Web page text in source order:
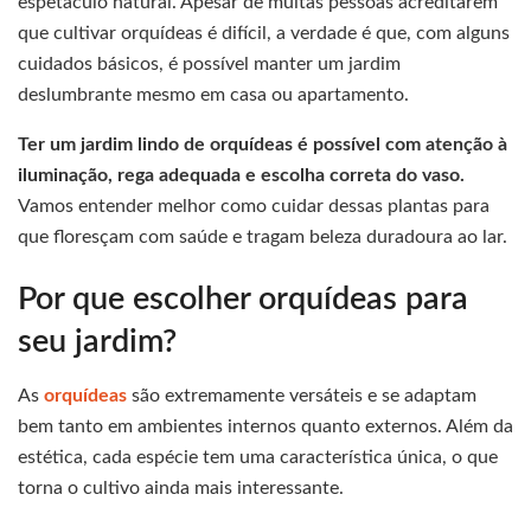
que cultivar orquídeas é difícil, a verdade é que, com alguns
cuidados básicos, é possível manter um jardim
deslumbrante mesmo em casa ou apartamento.
Ter um jardim lindo de orquídeas é possível com atenção à
iluminação, rega adequada e escolha correta do vaso.
Vamos entender melhor como cuidar dessas plantas para
que floresçam com saúde e tragam beleza duradoura ao lar.
Por que escolher orquídeas para
seu jardim?
As orquídeas são extremamente versáteis e se adaptam
bem tanto em ambientes internos quanto externos. Além da
estética, cada espécie tem uma característica única, o que
torna o cultivo ainda mais interessante.